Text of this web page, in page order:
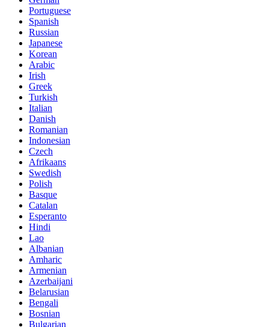
Portuguese
Spanish
Russian
Japanese
Korean
Arabic
Irish
Greek
Turkish
Italian
Danish
Romanian
Indonesian
Czech
Afrikaans
Swedish
Polish
Basque
Catalan
Esperanto
Hindi
Lao
Albanian
Amharic
Armenian
Azerbaijani
Belarusian
Bengali
Bosnian
Bulgarian